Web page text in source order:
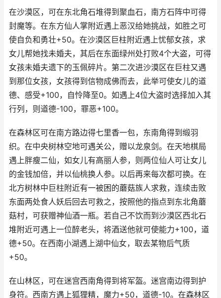
在沙漠区，可在东北角石堆得到聚血石，南方石阵中可得
封魔等。在东方仙人掌附近遇上恶汉给她挑战，如胜之可
使自负和勇壮+50。在沙漠区巨柱附近遇上忧郁女孩，求
女儿帮她找未婚夫，其后在东面绿州处打败4个大盗，可得
女孩未婚夫遗下的玉佩碎片。第二次进沙漠区在巨柱又遇
到那位女孩，女孩得到信物成佛而去，此举可使女儿的道
德、感受+100，自怜降至0。如遇上4位大盗时选择加入其
行列，则道德-100，罪恶+100。
在森林区可在南方路边得七里香一包，东南角得到缎羽
织。在中央树林空地可遇关公，赠以龙泉剑。在天地棋局
遇上胖瘦二仙，如女儿有高丽人参，则两位仙人可让女儿
的金钱加倍，并以仙桃换人参。以后再来每次都可换。在
北方树林中巨柱附近有一被困的蘑菇族人求救，连续击败
东面两处食人妖后回去可救之，按照他的指点到东北角蘑
菇村，可获赠神仙酒一瓶。若自己不饮而到沙漠区西北石
堆附近可遇上一位醉老头，将酒送他就可使能力+100，道
德+50。在西南小湖遇上湖中仙女，取去某物后气质
+50。
在山林区，可在迷宫西南角得到将军盔。迷宫南边得到护
身符。西南方遇上狐狸精，魔力+50，道德-10。在森林区